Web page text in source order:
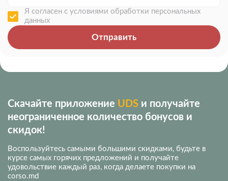
Я согласен с условиями обработки персональных
данных
Отправить
Скачайте приложение UDS и получайте
неограниченное количество бонусов и
скидок!
Воспользуйтесь самыми большими скидками, будьте в
курсе самых горячих предложений и получайте
удовольствие каждый раз, когда делаете покупки на
corso.md